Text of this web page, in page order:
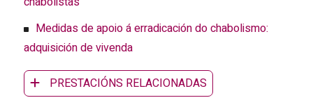
Medidas de apoio á erradicación do chabolismo:
adquisición de vivenda
PRESTACIÓNS RELACIONADAS